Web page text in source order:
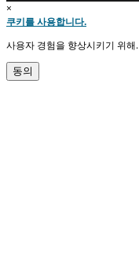
×
쿠키를 사용합니다.
사용자 경험을 향상시키기 위해.
동의